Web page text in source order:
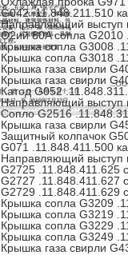
G042 .11.848.211.510
Направляющий выступ
O2ий 80A сопла G2010
Крышка сопла G3008
Крышка сопла G3018
Крышка газа свирли
Крышка газа свирли
Катод G052
Направляющий выступ
Сопло G2516
Крышка газа свирли
Защитный колпачок
G071 .11.848.411.500
Направляющий выступ
G2725 .11.848.411.625
G2727 .11.848.411.627
G2729 .11.848.411.629
Крышка сопла G3209
Крышка сопла G3219
Крышка сопла G3229
Крышка сопла G3249
Крышка газа свирли